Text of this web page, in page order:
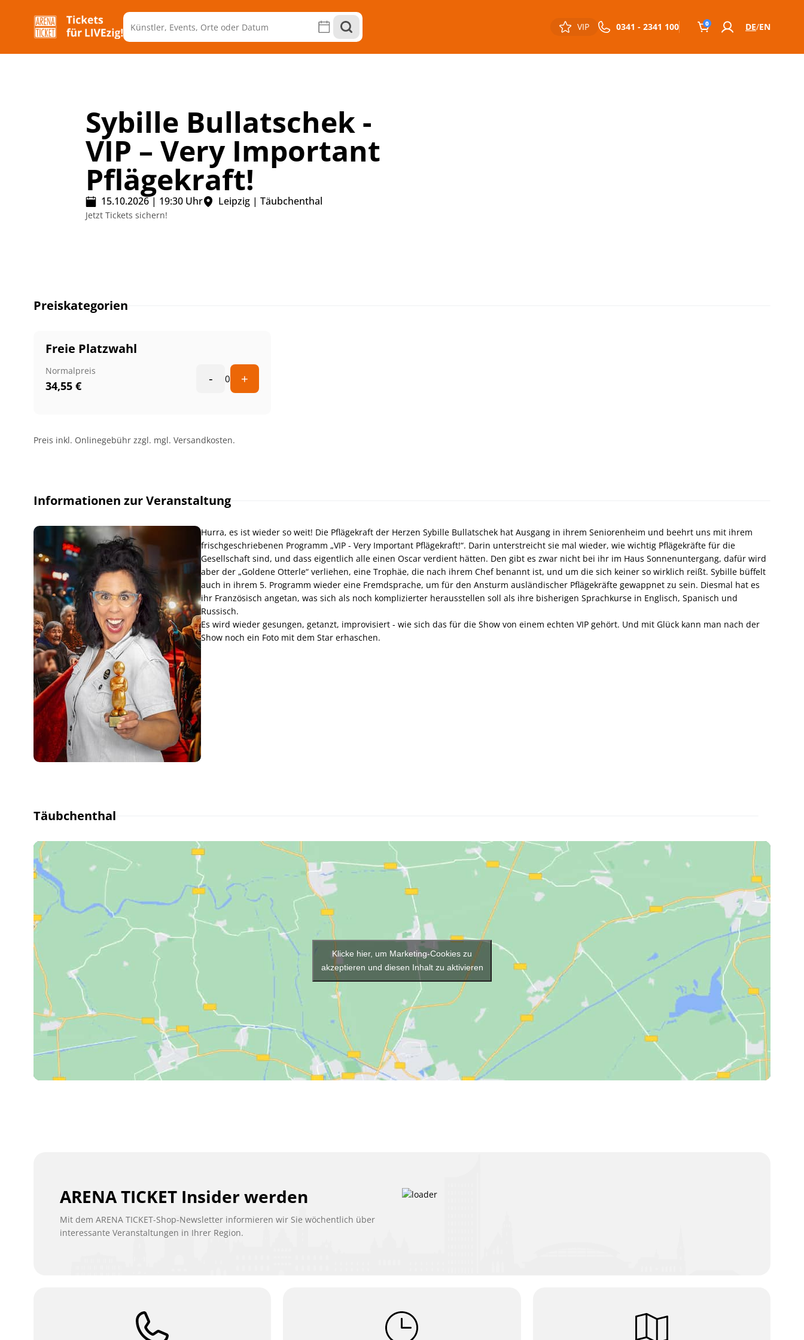
VIP 0341 - 2341 100 0 DE EN
Sybille Bullatschek -
VIP – Very Important
Pflägekraft!
15.10.2026| 19:30 Uhr Leipzig | Täubchenthal
Jetzt Tickets sichern!
Preiskategorien
Freie Platzwahl
Normalpreis
34,55 € - 0 +
Preis inkl. Onlinegebühr zzgl. mgl. Versandkosten.
Informationen zur Veranstaltung
Hurra, es ist wieder so weit! Die Pflägekraft der Herzen Sybille Bullatschek hat Ausgang in ihrem Seniorenheim und beehrt uns mit ihrem
frischgeschriebenen Programm „VIP - Very Important Pflägekraft!“. Darin unterstreicht sie mal wieder, wie wichtig Pflägekräfte für die
Gesellschaft sind, und dass eigentlich alle einen Oscar verdient hätten. Den gibt es zwar nicht bei ihr im Haus Sonnenuntergang, dafür wird
aber der „Goldene Otterle“ verliehen, eine Trophäe, die nach ihrem Chef benannt ist, und um die sich keiner so wirklich reißt. Sybille büffelt
auch in ihrem 5. Programm wieder eine Fremdsprache, um für den Ansturm ausländischer Pflägekräfte gewappnet zu sein. Diesmal hat es
ihr Französisch angetan, was sich als noch komplizierter herausstellen soll als ihre bisherigen Sprachkurse in Englisch, Spanisch und
Russisch.
Es wird wieder gesungen, getanzt, improvisiert - wie sich das für die Show von einem echten VIP gehört. Und mit Glück kann man nach der
Show noch ein Foto mit dem Star erhaschen.
Täubchenthal
Klicke hier, um Marketing-Cookies zu
akzeptieren und diesen Inhalt zu aktivieren
ARENA TICKET Insider werden
Mit dem ARENA TICKET-Shop-Newsletter informieren wir Sie wöchentlich über
interessante Veranstaltungen in Ihrer Region.